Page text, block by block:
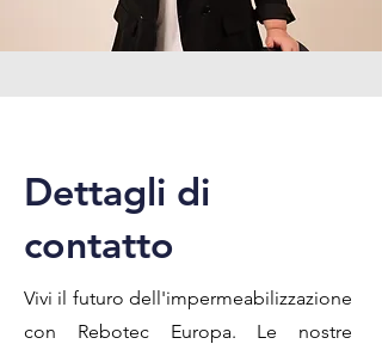
Dettagli di
contatto
Vivi il futuro dell'impermeabilizzazione
con Rebotec Europa. Le nostre